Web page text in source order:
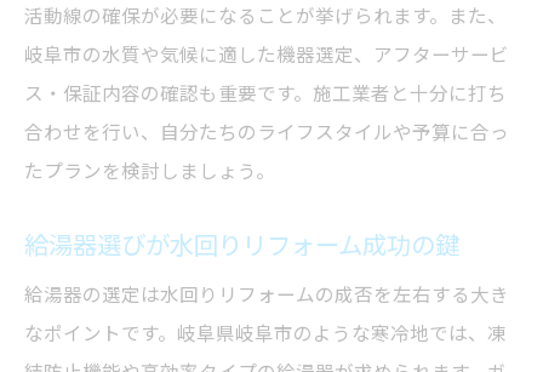
水回りリフォームで使える補助金情報まと
め
給湯器交換と補助金の賢い活用法とは
リフォーム岐阜市でおすすめの補助制度紹
介
省エネリフォームで補助金を最大限利用す
メンテナンス安心の水回りリフォーム実践集
活動線の確保が必要になることが挙げられます。また、
岐阜市の水質や気候に適した機器選定、アフターサービ
ス・保証内容の確認も重要です。施工業者と十分に打ち
合わせを行い、自分たちのライフスタイルや予算に合っ
たプランを検討しましょう。
給湯器選びが水回りリフォーム成功の鍵
給湯器の選定は水回りリフォームの成否を左右する大き
なポイントです。岐阜県岐阜市のような寒冷地では、凍